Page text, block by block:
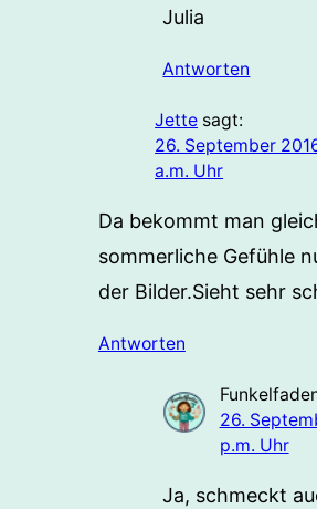
Julia
Antworten
Jette sagt:
26. September
a.m. Uhr
Da bekommt man
sommerliche Gefühle
der Bilder.Sieht sehr
Antworten
26.
p.m. Uhr
Ja, schmeckt